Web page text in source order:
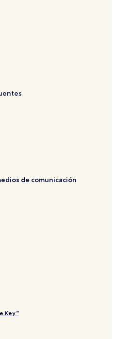
de comunicación
Key™